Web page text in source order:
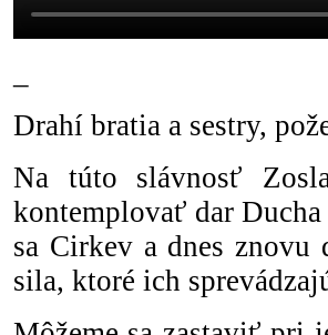
Drahí bratia a sestry,
Na túto slávnosť
kontemplovať dar
sa Cirkev a dnes znovu
sila, ktoré ich